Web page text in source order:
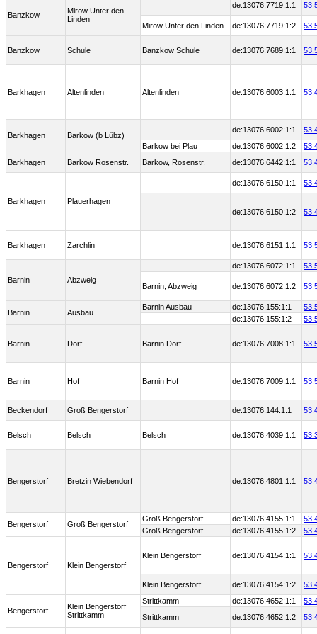
Banzkow
Mirow Unter den
Linden
de:13076:7719:1:1
Mirow Unter den Linden de:13076:7719:1:2
Banzkow Schule Banzkow Schule de:13076:7689:1:1
Barkhagen Altenlinden Altenlinden de:13076:6003:1:1
Barkhagen Barkow (b Lübz)
de:13076:6002:1:1
Barkow bei Plau
de:13076:6002:1:2
Barkhagen
Barkow Rosenstr. Barkow, Rosenstr. de:13076:6442:1:1
Barkhagen Plauerhagen
de:13076:6150:1:1
de:13076:6150:1:2
Barkhagen Zarchlin de:13076:6151:1:1
Barnin Abzweig
de:13076:6072:1:1
Barnin, Abzweig de:13076:6072:1:2
Barnin Ausbau
Barnin Ausbau de:13076:155:1:1
de:13076:155:1:2
Barnin Dorf Barnin Dorf de:13076:7008:1:1
Barnin Hof Barnin Hof de:13076:7009:1:1
Beckendorf Groß Bengerstorf de:13076:144:1:1
Belsch Belsch Belsch de:13076:4039:1:1
Bengerstorf Bretzin Wiebendorf de:13076:4801:1:1
Bengerstorf Groß Bengerstorf
Groß Bengerstorf de:13076:4155:1:1
Groß Bengerstorf
de:13076:4155:1:2
Bengerstorf Klein Bengerstorf
Klein Bengerstorf de:13076:4154:1:1
Klein Bengerstorf de:13076:4154:1:2
Bengerstorf
Klein Bengerstorf
Strittkamm
Strittkamm de:13076:4652:1:1
Strittkamm
de:13076:4652:1:2